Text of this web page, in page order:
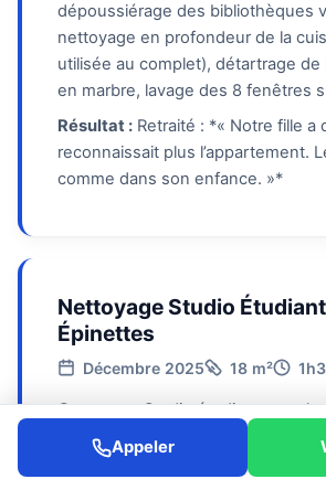
dépoussiérage des bibliothèques
nettoyage en profondeur de la
utilisée au complet), détartrage de
en marbre, lavage des 8 fenêtres
Résultat : Retraité : *« Notre fille a
reconnaissait plus l’appartement.
comme dans son enfance. »*
Nettoyage Studio
Épinettes
Décembre 2025 18 m²
Contexte :Studio étudiant sous
Épinettes. Fin de bail en urgence,
lendemain. Budget serré, l’étudiant
Appeler